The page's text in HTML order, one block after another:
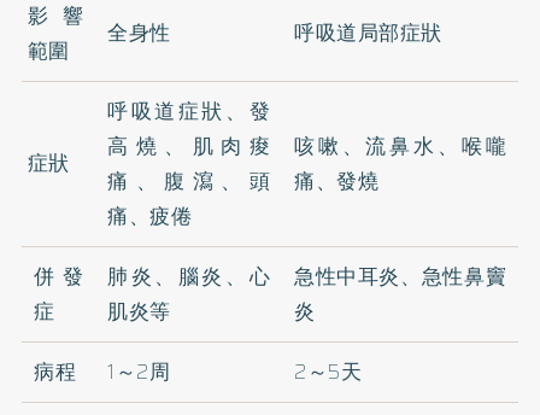
影響
範圍
全身性 呼吸道局部症狀
症狀
呼吸道症狀、發
高燒、肌肉痠
痛、腹瀉、頭
痛、疲倦
咳嗽、流鼻水、喉嚨
痛、發燒
併發
症
肺炎、腦炎、心
肌炎等
急性中耳炎、急性鼻竇
炎
病程
1～2周
2～5天